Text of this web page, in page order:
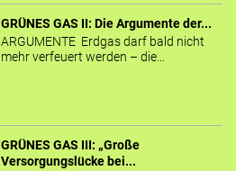
GRÜNES GAS II: Die Argumente der...
ARGUMENTE Erdgas darf bald nicht
mehr verfeuert werden – die...
GRÜNES GAS III: „Große
Versorgungslücke bei...